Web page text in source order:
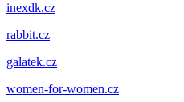
inexdk.cz
rabbit.cz
galatek.cz
women-for-women.cz